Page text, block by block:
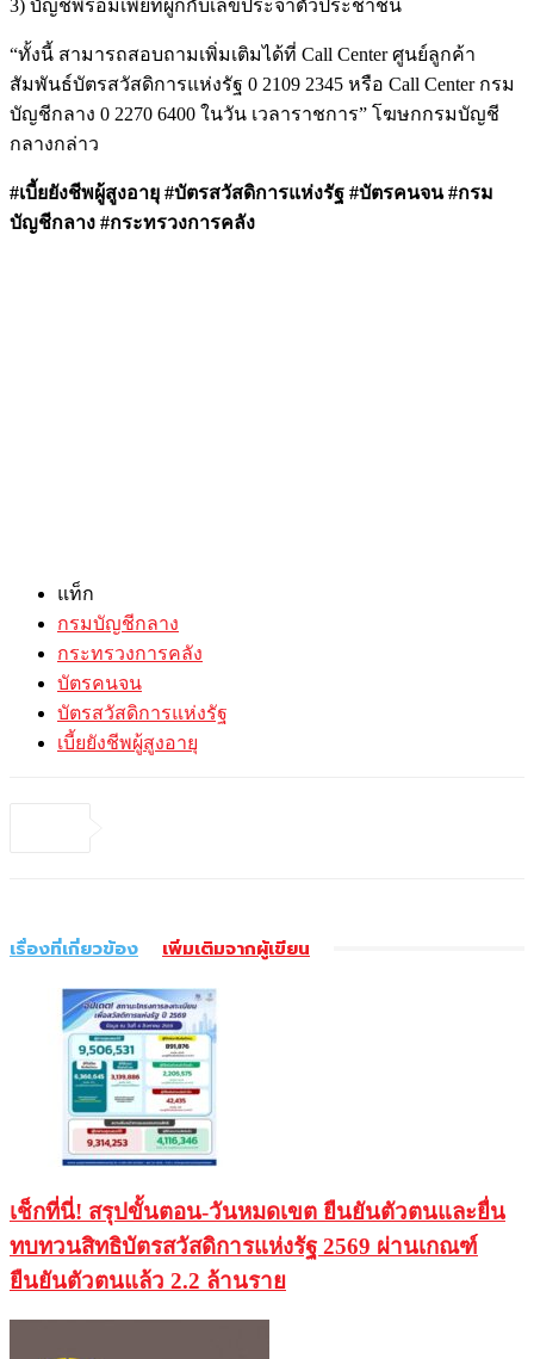
3) บัญชีพร้อมเพย์ที่ผูกกับเลขประจำตัวประชาชน
“ทั้งนี้ สามารถสอบถามเพิ่มเติมได้ที่ Call Center ศูนย์ลูกค้า
สัมพันธ์บัตรสวัสดิการแห่งรัฐ 0 2109 2345 หรือ Call Center กรม
บัญชีกลาง 0 2270 6400 ในวัน เวลาราชการ” โฆษกกรมบัญชี
กลางกล่าว
#เบี้ยยังชีพผู้สูงอายุ #บัตรสวัสดิการแห่งรัฐ #บัตรคนจน #กรม
บัญชีกลาง #กระทรวงการคลัง
แท็ก
กรมบัญชีกลาง
กระทรวงการคลัง
บัตรคนจน
บัตรสวัสดิการแห่งรัฐ
เบี้ยยังชีพผู้สูงอายุ
เรื่องที่เกี่ยวข้อง เพิ่มเติมจากผู้เขียน
เช็กที่นี่! สรุปขั้นตอน-วันหมดเขต ยืนยันตัวตนและยื่น
ทบทวนสิทธิบัตรสวัสดิการแห่งรัฐ 2569 ผ่านเกณฑ์
ยืนยันตัวตนแล้ว 2.2 ล้านราย